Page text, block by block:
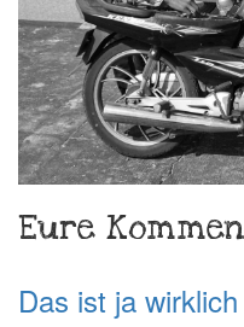
Eure
Das ist ja